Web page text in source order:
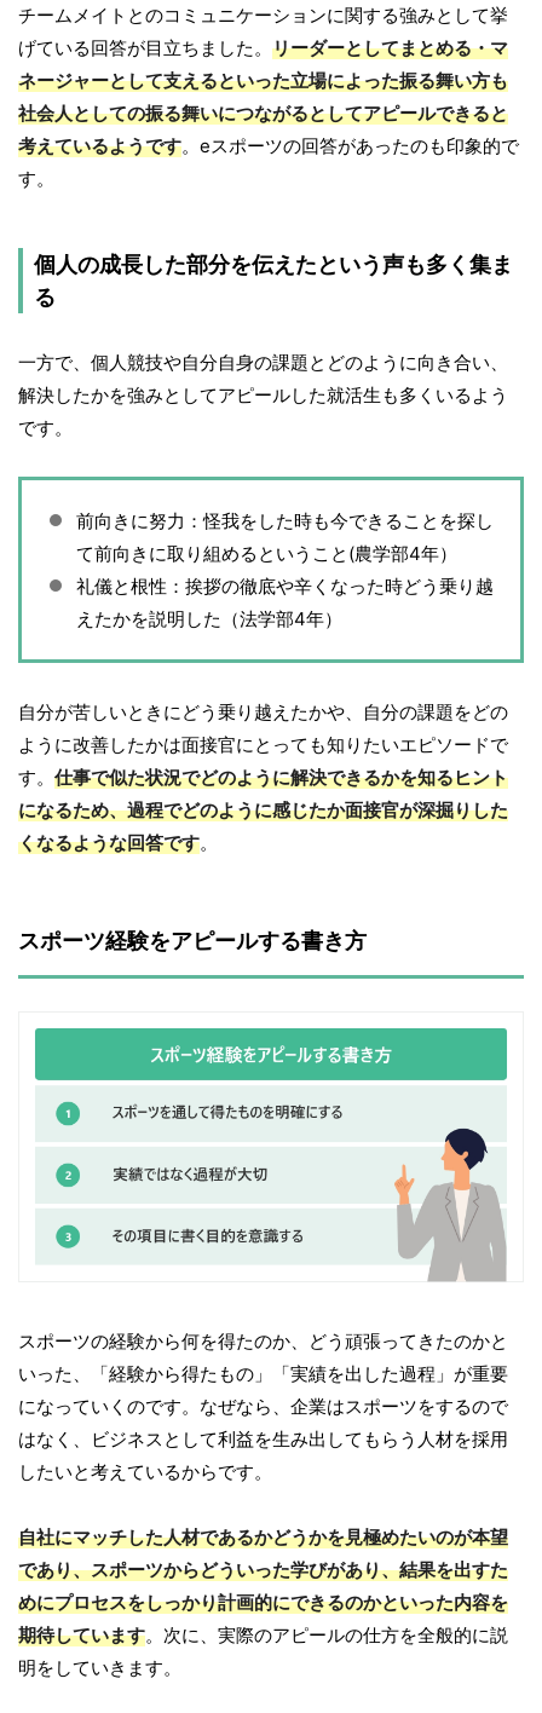
チームメイトとのコミュニケーションに関する強みとして挙
げている回答が目立ちました。 リーダーとしてまとめる・マ
ネージャーとして支えるといった立場によった振る舞い方も
社会人としての振る舞いにつながるとしてアピールできると
考えているようです。eスポーツの回答があったのも印象的で
す。
個人の成長した部分を伝えたという声も多く集ま
る
一方で、個人競技や自分自身の課題とどのように向き合い、
解決したかを強みとしてアピールした就活生も多くいるよう
です。
前向きに努力：怪我をした時も今できることを探し
て前向きに取り組めるということ(農学部4年）
礼儀と根性：挨拶の徹底や辛くなった時どう乗り越
えたかを説明した（法学部4年）
自分が苦しいときにどう乗り越えたかや、自分の課題をどの
ように改善したかは面接官にとっても知りたいエピソードで
す。 仕事で似た状況でどのように解決できるかを知るヒント
になるため、過程でどのように感じたか面接官が深掘りした
くなるような回答です。
スポーツ経験をアピールする書き方
スポーツの経験から何を得たのか、どう頑張ってきたのかと
いった、「経験から得たもの」「実績を出した過程」が重要
になっていくのです。なぜなら、企業はスポーツをするので
はなく、ビジネスとして利益を生み出してもらう人材を採用
したいと考えているからです。
自社にマッチした人材であるかどうかを見極めたいのが本望
であり、スポーツからどういった学びがあり、結果を出すた
めにプロセスをしっかり計画的にできるのかといった内容を
期待しています。次に、実際のアピールの仕方を全般的に説
明をしていきます。